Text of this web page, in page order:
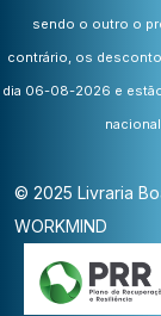
sendo o outro o
contrário, os
dia 06-08-2026 e
© 2025 Livraria
WORKMIND